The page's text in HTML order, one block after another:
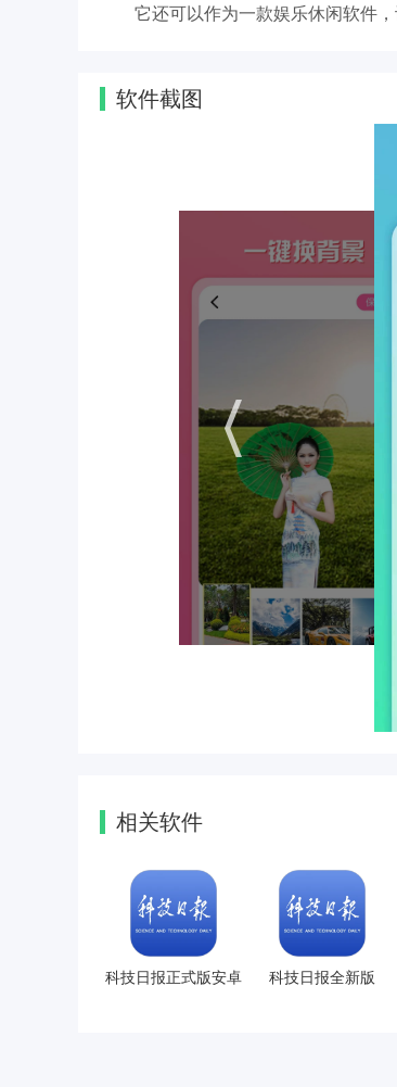
它还可以作为一款娱乐休闲软件
软件截图
相关软件
科技日报正式版安卓 科技日报全新版